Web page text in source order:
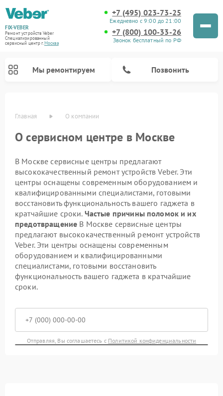
FIX-VEBER
Ремонт устройств Veber
Специализированный
cервисный центр г.Москва
+7 (495) 023-73-25
Ежедневно с 9:00 до 21:00
+7 (800) 100-33-26
Звонок бесплатный по РФ
Мы ремонтируем Позвонить
Главная О компании
О сервисном центре в Москве
В Москве сервисные центры предлагают
высококачественный ремонт устройств Veber. Эти
центры оснащены современным оборудованием и
квалифицированными специалистами, готовыми
восстановить функциональность вашего гаджета в
кратчайшие сроки. Частые причины поломок и их
предотвращение В Москве сервисные центры
предлагают высококачественный ремонт устройств
Veber. Эти центры оснащены современным
оборудованием и квалифицированными
специалистами, готовыми восстановить
функциональность вашего гаджета в кратчайшие
сроки.
Отправляя, Вы соглашаетесь с Политикой конфиденциальности